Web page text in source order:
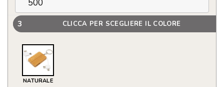
3 CLICCA PER SCEGLIERE IL COLORE
NATURALE